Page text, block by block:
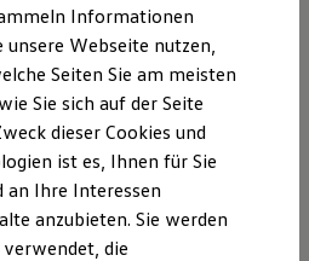
6
Versionen und Updates
zu Ihrem ID.
Informationen
unsere Webseite nutzen,
Seiten Sie am meisten
Sie sich auf der Seite
dieser Cookies und
ist es, Ihnen für Sie
an Ihre Interessen
anzubieten. Sie werden
die